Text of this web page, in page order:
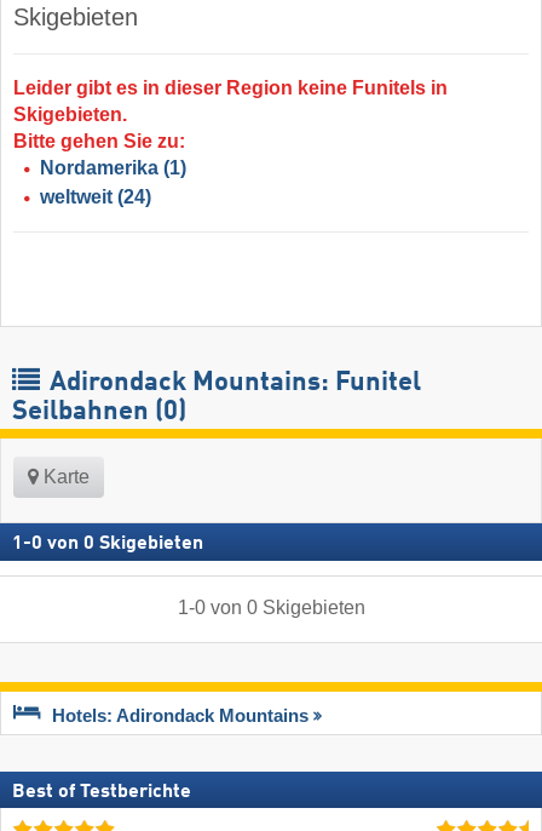
Skigebieten
Leider gibt es in dieser Region keine Funitels in
Skigebieten.
Bitte gehen Sie zu:
Nordamerika (1)
weltweit (24)
Adirondack Mountains: Funitel
Seilbahnen (0)
Karte
1 -0 von 0 Skigebieten
1-0von 0 Skigebieten
Hotels: Adirondack Mountains
Best of Testberichte